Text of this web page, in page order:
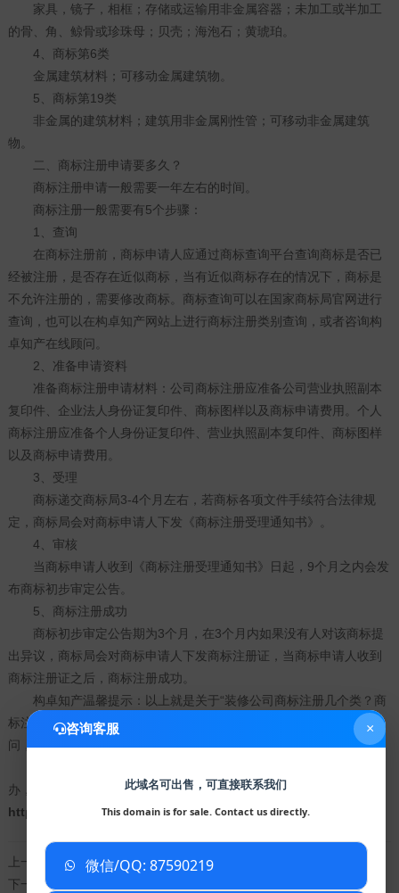
家具，镜子，相框；存储或运输用非金属容器；未加工或半加工
的骨、角、鲸骨或珍珠母；贝壳；海泡石；黄琥珀。
4、商标第6类
金属建筑材料；可移动金属建筑物。
5、商标第19类
非金属的建筑材料；建筑用非金属刚性管；可移动非金属建筑
物。
二、商标注册申请要多久？
商标注册申请一般需要一年左右的时间。
商标注册一般需要有5个步骤：
1、查询
在商标注册前，商标申请人应通过商标查询平台查询商标是否已
经被注册，是否存在近似商标，当有近似商标存在的情况下，商标是
不允许注册的，需要修改商标。商标查询可以在国家商标局官网进行
查询，也可以在构卓知产网站上进行商标注册类别查询，或者咨询构
卓知产在线顾问。
2、准备申请资料
准备商标注册申请材料：公司商标注册应准备公司营业执照副本
复印件、企业法人身份证复印件、商标图样以及商标申请费用。个人
商标注册应准备个人身份证复印件、营业执照副本复印件、商标图样
以及商标申请费用。
3、受理
商标递交商标局3-4个月左右，若商标各项文件手续符合法律规
定，商标局会对商标申请人下发《商标注册受理通知书》。
4、审核
当商标申请人收到《商标注册受理通知书》日起，9个月之内会发
布商标初步审定公告。
5、商标注册成功
商标初步审定公告期为3个月，在3个月内如果没有人对该商标提
出异议，商标局会对商标申请人下发商标注册证，当商标申请人收到
商标注册证之后，商标注册成功。
构卓知产温馨提示：以上就是关于“装修公司商标注册几个类？商
标注册申请要多久？”的相关介绍，如果您对商标注册申请还存在疑
问，欢迎点击构卓知产的顾问进行咨询，他们会给您详细的解答。
办，专业评估分析，专业可靠，高效快捷。商标类别咨询链接：
https://www.gouzhuo.com/trademark
上一篇：
可以在构卓企服查询商标是否注册下来？
下一篇：
咨询客服 ×
此域名可出售，可直接联系我们
This domain is for sale. Contact us directly.
微信/QQ: 87590219